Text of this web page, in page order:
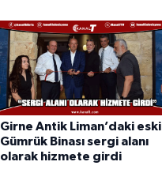
Girne Antik Liman’daki eski
Gümrük Binası sergi alanı
olarak hizmete girdi